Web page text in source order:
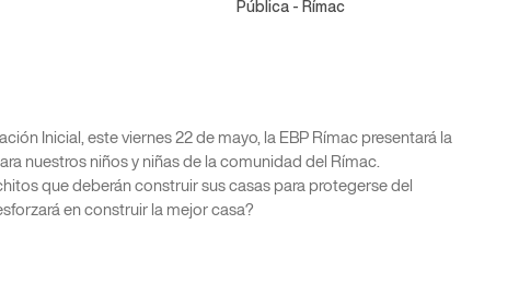
Pública - Rímac
Inicial, este viernes 22 de mayo, la EBP Rímac presentará la
nuestros niños y niñas de la comunidad del Rímac.
que deberán construir sus casas para protegerse del
en construir la mejor casa?